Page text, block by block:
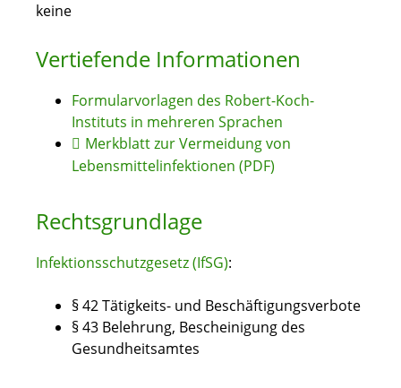
keine
Vertiefende Informationen
Formularvorlagen des Robert-Koch-
Instituts in mehreren Sprachen
Merkblatt zur Vermeidung von
Lebensmittelinfektionen (PDF)
Rechtsgrundlage
Infektionsschutzgesetz (IfSG):
§ 42Tätigkeits- und Beschäftigungsverbote
§ 43 Belehrung, Bescheinigung des
Gesundheitsamtes